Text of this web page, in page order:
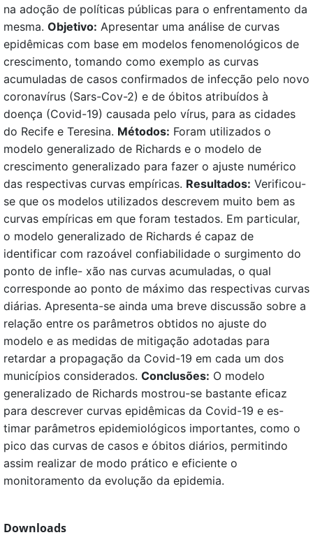
na adoção de políticas públicas para o enfrentamento da
mesma. Objetivo: Apresentar uma análise de curvas
epidêmicas com base em modelos fenomenológicos de
crescimento, tomando como exemplo as curvas
acumuladas de casos confirmados de infecção pelo novo
coronavírus (Sars-Cov-2) e de óbitos atribuídos à
doença (Covid-19) causada pelo vírus, para as cidades
do Recife e Teresina. Métodos: Foram utilizados o
modelo generalizado de Richards e o modelo de
crescimento generalizado para fazer o ajuste numérico
das respectivas curvas empíricas. Resultados: Verificou-
se que os modelos utilizados descrevem muito bem as
curvas empíricas em que foram testados. Em particular,
o modelo generalizado de Richards é capaz de
identificar com razoável confiabilidade o surgimento do
ponto de infle- xão nas curvas acumuladas, o qual
corresponde ao ponto de máximo das respectivas curvas
diárias. Apresenta-se ainda uma breve discussão sobre a
relação entre os parâmetros obtidos no ajuste do
modelo e as medidas de mitigação adotadas para
retardar a propagação da Covid-19 em cada um dos
municípios considerados. Conclusões: O modelo
generalizado de Richards mostrou-se bastante eficaz
para descrever curvas epidêmicas da Covid-19 e es-
timar parâmetros epidemiológicos importantes, como o
pico das curvas de casos e óbitos diários, permitindo
assim realizar de modo prático e eficiente o
monitoramento da evolução da epidemia.
Downloads